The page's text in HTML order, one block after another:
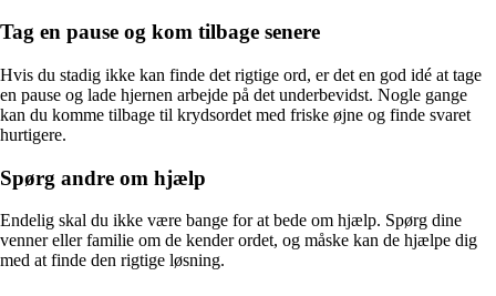
Tag en pause og kom tilbage senere
Hvis du stadig ikke kan finde det rigtige ord, er det en god idé at tage
en pause og lade hjernen arbejde på det underbevidst. Nogle gange
kan du komme tilbage til krydsordet med friske øjne og finde svaret
hurtigere.
Spørg andre om hjælp
Endelig skal du ikke være bange for at bede om hjælp. Spørg dine
venner eller familie om de kender ordet, og måske kan de hjælpe dig
med at finde den rigtige løsning.